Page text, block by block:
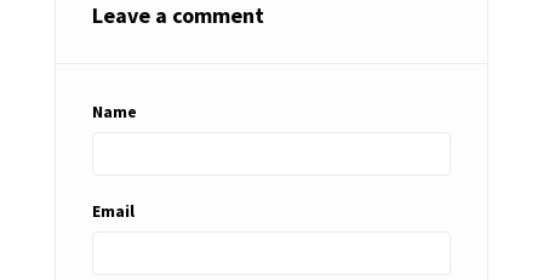
Leave a comment
Name
Email